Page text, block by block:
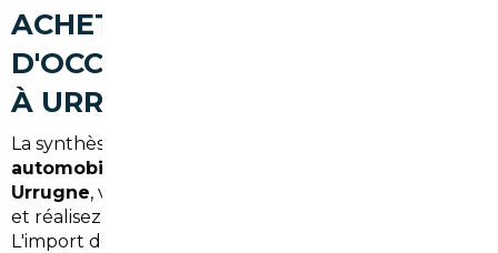
ACHETER UNE VOITURE
D'OCCASION AU MEILLEUR PRIX
À URRUGNE
La synthèse : en confiant votre projet à un
automobile Urrugne
Urrugne, vous réduisez les risques, gagnez du temps
et réalisez souvent des économies substantielles.
L'import depuis l'Allemagne, la Belgique ou d'autres